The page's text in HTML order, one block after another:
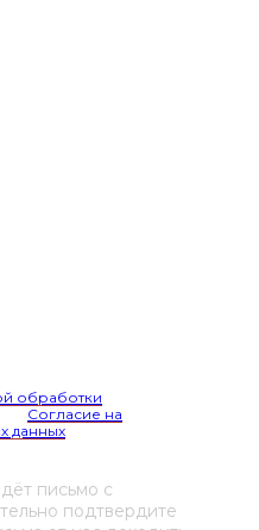
обработки
Согласие на
данных
письмо с
подтвердите